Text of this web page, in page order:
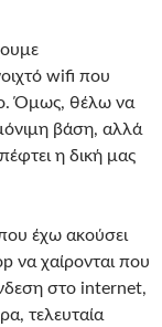
wifi που
Όμως, θέλω να
βάση, αλλά
η δική μας
έχω ακούσει
να χαίρονται που
στο internet,
τελευταία